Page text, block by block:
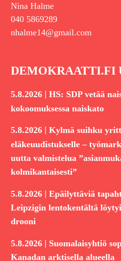
Nina Halme
040 5869289
nhalme14@gmail.com
DEMOKRAATTI.FI
5.8.2026 |HS: SDP vetää
kokoomuksessa naiskato
5.8.2026 |Kylmä suihku
eläkeuudistukselle –
uutta valmistelua
kolmikantaisesti”
5.8.2026 |Epäilyttäviä
Leipzigin lentokentältä
drooni
5.8.2026 | Suomalaisyhtiö
Kanadan arktisella alueella